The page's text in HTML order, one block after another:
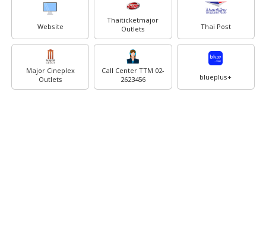
Website
Thaiticketmajor
Outlets
Thai Post
Major Cineplex
Outlets
Call Center TTM 02-
2623456
blueplus+